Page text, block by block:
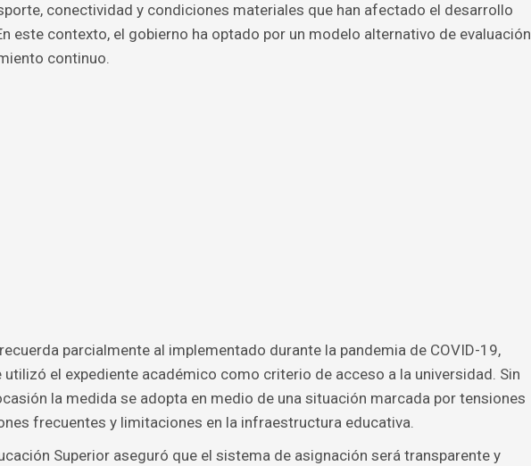
conectividad y condiciones materiales que han afectado el desarrollo
este contexto, el gobierno ha optado por un modelo alternativo de evaluación
continuo.
parcialmente al implementado durante la pandemia de COVID-19,
utilizó el expediente académico como criterio de acceso a la universidad. Sin
la medida se adopta en medio de una situación marcada por tensiones
frecuentes y limitaciones en la infraestructura educativa.
Superior aseguró que el sistema de asignación será transparente y